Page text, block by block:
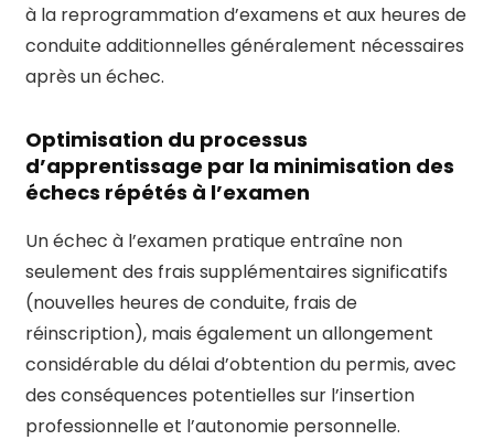
à la reprogrammation d’examens et aux heures de
conduite additionnelles généralement nécessaires
après un échec.
Optimisation du processus
d’apprentissage par la minimisation des
échecs répétés à l’examen
Un échec à l’examen pratique entraîne non
seulement des frais supplémentaires significatifs
(nouvelles heures de conduite, frais de
réinscription), mais également un allongement
considérable du délai d’obtention du permis, avec
des conséquences potentielles sur l’insertion
professionnelle et l’autonomie personnelle.